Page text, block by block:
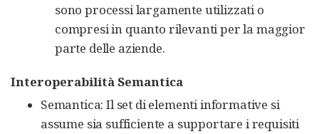
sono processi largamente utilizzati o
compresi in quanto rilevanti per la maggior
parte delle aziende.
Interoperabilità Semantica
Semantica: Il set di elementi informative si
assume sia sufficiente a supportare i requisiti